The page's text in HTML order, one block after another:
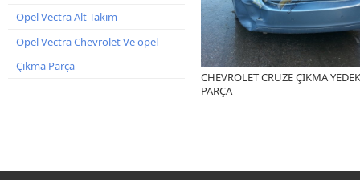
Opel Vectra Alt Takım
Opel Vectra Chevrolet Ve opel
Çıkma Parça
CHEVROLET CRUZE ÇIKMA YEDEK
PARÇA